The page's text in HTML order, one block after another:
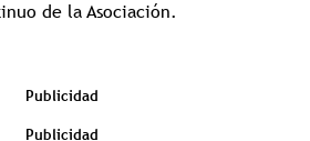
de la Asociación.
Publicidad
Publicidad